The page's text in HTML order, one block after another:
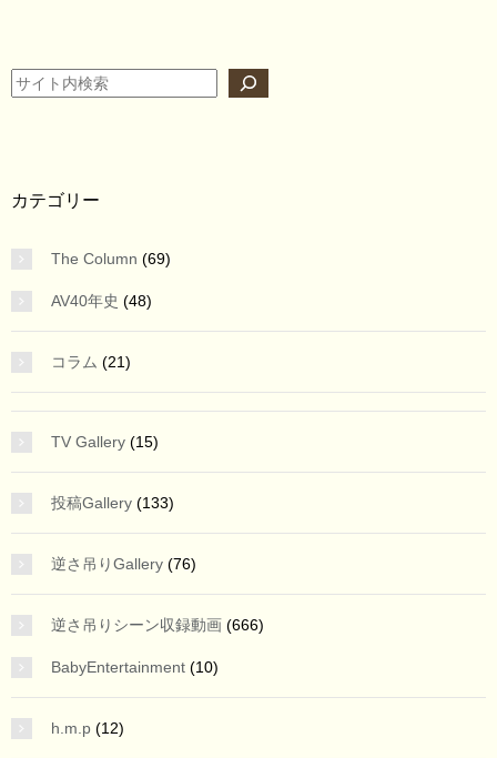
検索
カテゴリー
The Column (69)
AV40年史 (48)
コラム (21)
TV Gallery (15)
投稿Gallery (133)
逆さ吊りGallery (76)
逆さ吊りシーン収録動画 (666)
BabyEntertainment (10)
h.m.p (12)